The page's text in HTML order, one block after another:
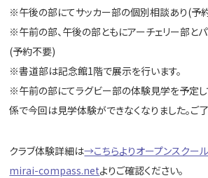
※午後の部にてサッカー部の個別相談あり(予
※午前の部、午後の部ともにアーチェリー部と
(予約不要)
※書道部は記念館1階で展示を行います。
※午前の部にてラグビー部の体験見学を予定し
係で今回は見学体験ができなくなりました。ご
クラブ体験詳細は→こちらよりオープンスクー
mirai-compass.netよりご確認ください。